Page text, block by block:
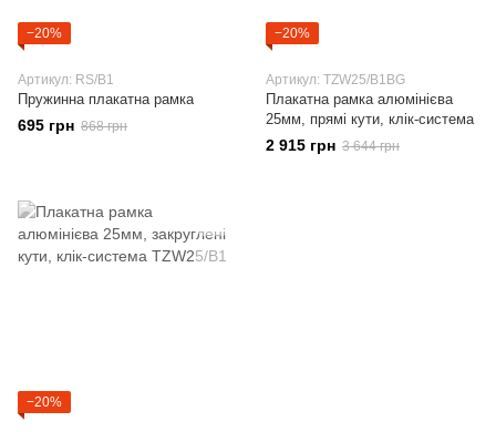
−20%
Артикул: RS/B1
Пружинна плакатна рамка
695 грн 868 грн
−20%
Артикул: TZW25/B1BG
Плакатна рамка алюмінієва
25мм, прямі кути, клік-система
2 915 грн 3 644 грн
−20%